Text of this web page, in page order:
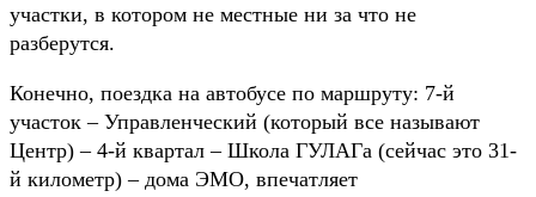
участки, в котором не местные ни за что не
разберутся.
Конечно, поездка на автобусе по маршруту: 7-й
участок – Управленческий (который все называют
Центр) – 4-й квартал – Школа ГУЛАГа (сейчас это 31-
й километр) – дома ЭМО, впечатляет